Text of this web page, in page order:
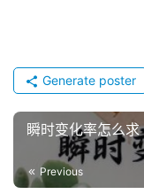
Generate poster
瞬时变化率怎么求
Previous